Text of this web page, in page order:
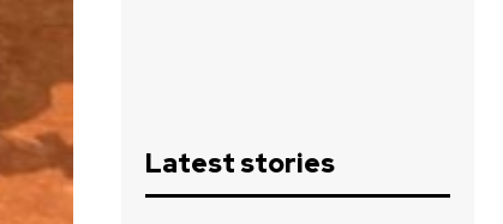
Latest stories